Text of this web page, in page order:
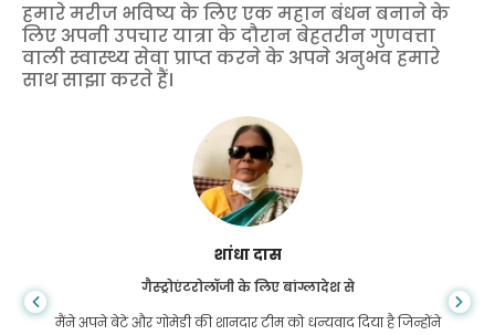
हमारे मरीज भविष्य के लिए एक महान बंधन बनाने के
लिए अपनी उपचार यात्रा के दौरान बेहतरीन गुणवत्ता
वाली स्वास्थ्य सेवा प्राप्त करने के अपने अनुभव हमारे
साथ साझा करते हैं।
शांधा दास
गैस्ट्रोएंटरोलॉजी के लिए बांग्लादेश से
मैंने अपने बेटे और गोमेडी की शानदार टीम को धन्यवाद दिया है जिन्होंने